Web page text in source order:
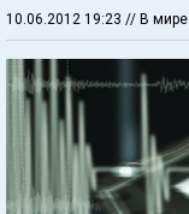
10.06.2012 19:23 // В мире